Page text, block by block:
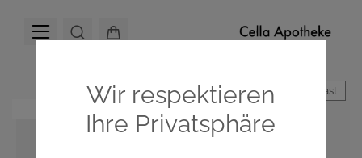
Hoher Kontrast
Wir respektieren
Ihre Privatsphäre